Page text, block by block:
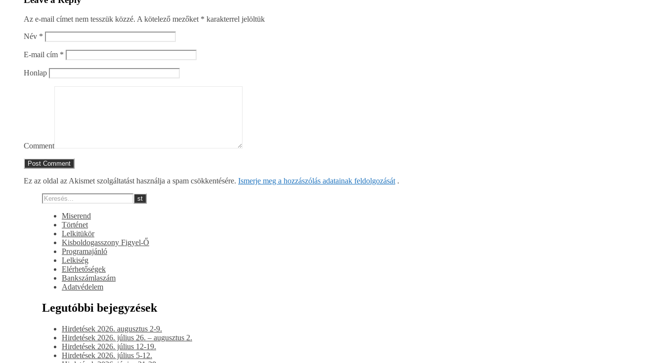
Az e-mail címet nem tesszük közzé. A kötelező mezőket * karakterrel jelöltük
Név *
E-mail cím *
Honlap
Comment
Ez az oldal az Akismet szolgáltatást használja a spam csökkentésére. Ismerje meg a hozzászólás adatainak feldolgozását .
Miserend
Történet
Lelkitükör
Kisboldogasszony Figyel-Ő
Programajánló
Lelkiség
Elérhetőségek
Bankszámlaszám
Adatvédelem
Legutóbbi bejegyzések
Hirdetések 2026. augusztus 2-9.
Hirdetések 2026. július 26. – augusztus 2.
Hirdetések 2026. július 12-19.
Hirdetések 2026. július 5-12.